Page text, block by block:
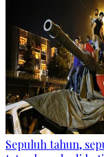
Sepuluh tahun,